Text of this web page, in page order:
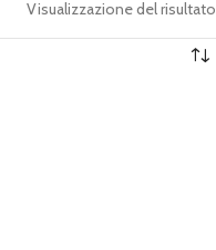
Visualizzazione del risultato